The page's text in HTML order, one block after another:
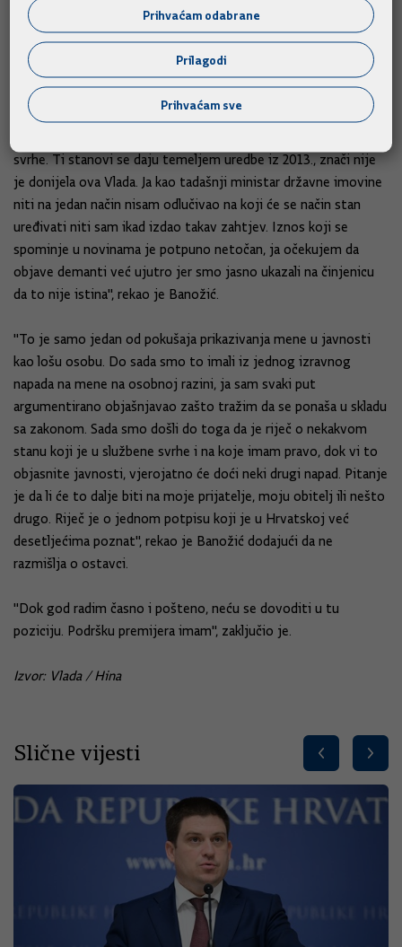
otvorilo predmet protiv ministra obrane Maria Banožića na
temelju napisa da je sam sebi dodijelio stan u centru Zagreba.
"Ovo što je napisano je neistina, ja sam to demantirao jutros
putem MORH-a, ali isto tako se očitovala i tvrtka Državne
svrhe. Ti stanovi se daju temeljem uredbe iz 2013., znači nije
je donijela ova Vlada. Ja kao tadašnji ministar državne imovine
niti na jedan način nisam odlučivao na koji će se način stan
uređivati niti sam ikad izdao takav zahtjev. Iznos koji se
spominje u novinama je potpuno netočan, ja očekujem da
objave demanti već ujutro jer smo jasno ukazali na činjenicu
da to nije istina", rekao je Banožić.
"To je samo jedan od pokušaja prikazivanja mene u javnosti
kao lošu osobu. Do sada smo to imali iz jednog izravnog
napada na mene na osobnoj razini, ja sam svaki put
argumentirano objašnjavao zašto tražim da se ponaša u skladu
sa zakonom. Sada smo došli do toga da je riječ o nekakvom
stanu koji je u službene svrhe i na koje imam pravo, dok vi to
objasnite javnosti, vjerojatno će doći neki drugi napad. Pitanje
je da li će to dalje biti na moje prijatelje, moju obitelj ili nešto
drugo. Riječ je o jednom potpisu koji je u Hrvatskoj već
desetljećima poznat", rekao je Banožić dodajući da ne
razmišlja o ostavci.
"Dok god radim časno i pošteno, neću se dovoditi u tu
poziciju. Podršku premijera imam", zaključio je.
Izvor: Vlada / Hina
Slične vijesti
Prihvaćam odabrane
Prilagodi
Prihvaćam sve